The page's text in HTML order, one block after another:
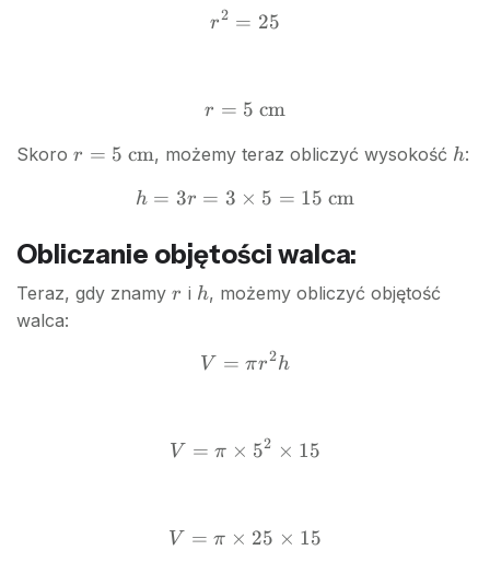
r^2
r2 = 25
r = 5
cm}
r = 5 cm
Skoro r = 5
r = 5 cm, możemy teraz obliczyć wysokość h
h:
h = 3r
\times
15
cm}
h = 3r = 3 × 5 = 15 cm
Obliczanie objętości walca:
Teraz, gdy znamy r
r i h
h, możemy obliczyć objętość
walca:
V
r^2
h
V = πr2h
V =
5^2
\times
V = π × 52 × 15
V =
V = π × 25 × 15